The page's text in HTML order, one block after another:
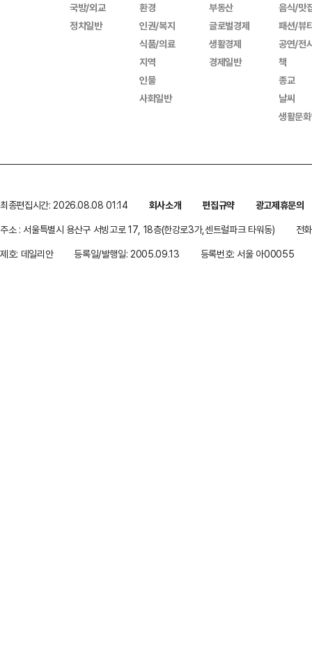
국방/외교
정치일반
환경
인권/복지
식품/의료
지역
인물
사회일반
부동산
글로벌경제
생활경제
경제일반
음식/맛
패션/뷰
공연/전
책
종교
날씨
생활문
최종편집시간: 2026.08.08 01:14 회사소개 편집규약
광고제휴문의
주소 : 서울특별시 용산구 서빙고로 17, 18층(한강로3가,센트럴파크 타워동)
전
제호: 데일리안
등록일/발행일: 2005.09.13 등록번호: 서울 아00055